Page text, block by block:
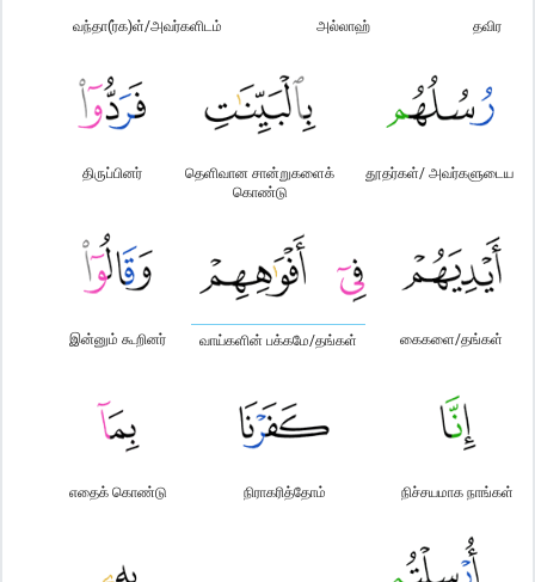
தவிர
அல்லாஹ்
வந்தா(ர்க)ள்/அவர்களிடம்
தூதர்கள்/ அவர்களுடைய
தெளிவான சான்றுகளைக்
கொண்டு
திருப்பினர்
கைகளை/தங்கள்
வாய்களின் பக்கமே/தங்கள்
இன்னும் கூறினர்
நிச்சயமாக நாங்கள்
நிராகரித்தோம்
எதைக் கொண்டு